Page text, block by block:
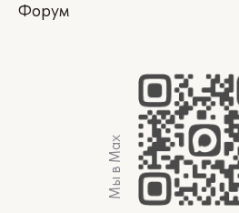
Форум
Мы в Max